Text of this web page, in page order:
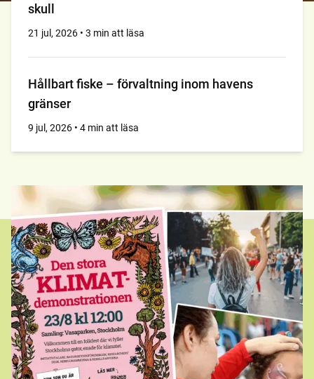
skull
21 jul, 2026 • 3 min att läsa
Hållbart fiske – förvaltning inom havens
gränser
9 jul, 2026 • 4 min att läsa